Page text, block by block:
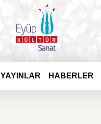
YAYINLAR HABERLER